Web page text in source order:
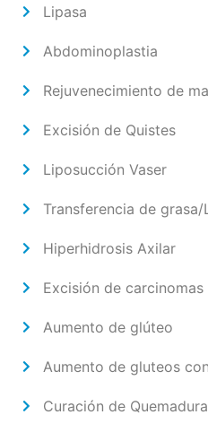
Lipasa
Abdominoplastia
Rejuvenecimiento de
Excisión de Quistes
Liposucción Vaser
Transferencia de
Hiperhidrosis Axilar
Excisión de
Aumento de glúteo
Aumento de gluteos
Curación de Quemadura